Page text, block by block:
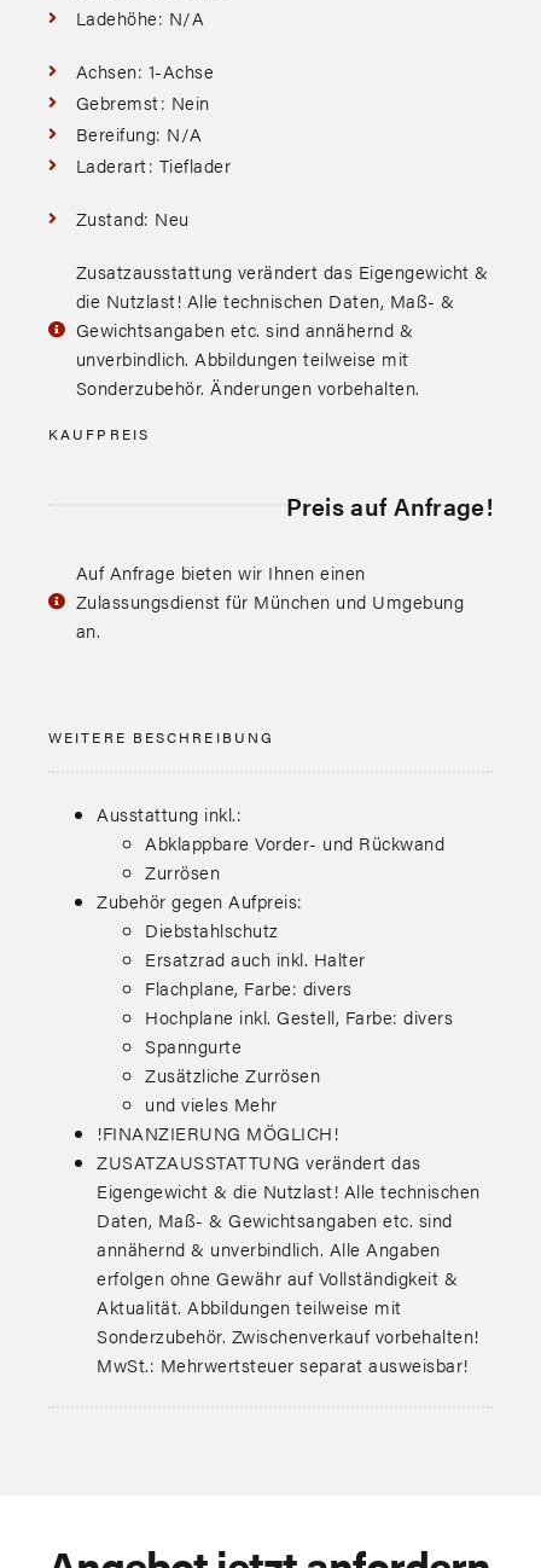
Ladehöhe: N/A
Achsen: 1-Achse
Gebremst: Nein
Bereifung: N/A
Laderart: Tieflader
Zustand: Neu
Zusatzausstattung verändert das Eigengewicht &
die Nutzlast! Alle technischen Daten, Maß- &
Gewichtsangaben etc. sind annähernd &
unverbindlich. Abbildungen teilweise mit
Sonderzubehör. Änderungen vorbehalten.
KAUFPREIS
Preis auf Anfrage!
Auf Anfrage bieten wir Ihnen einen
Zulassungsdienst für München und Umgebung
an.
WEITERE BESCHREIBUNG
Ausstattung inkl.:
Abklappbare Vorder- und Rückwand
Zurrösen
Zubehör gegen Aufpreis:
Diebstahlschutz
Ersatzrad auch inkl. Halter
Flachplane, Farbe: divers
Hochplane inkl. Gestell, Farbe: divers
Spanngurte
Zusätzliche Zurrösen
und vieles Mehr
!FINANZIERUNG MÖGLICH!
ZUSATZAUSSTATTUNG verändert das
Eigengewicht & die Nutzlast! Alle technischen
Daten, Maß- & Gewichtsangaben etc. sind
annähernd & unverbindlich. Alle Angaben
erfolgen ohne Gewähr auf Vollständigkeit &
Aktualität. Abbildungen teilweise mit
Sonderzubehör. Zwischenverkauf vorbehalten!
MwSt.: Mehrwertsteuer separat ausweisbar!